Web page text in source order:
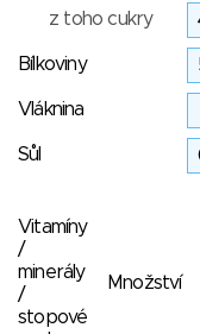
z toho cukry
Bílkoviny
Vláknina
Sůl
Vitamíny
/
minerály
/
stopové
Množství